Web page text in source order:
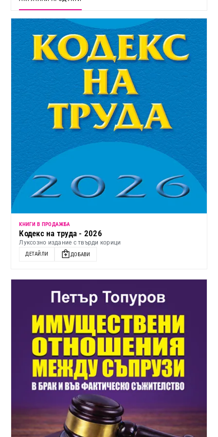
КНИГИ В ПРОДАЖБА
Кодекс на труда - 2026
Луксозно издание с твърди корици
ДЕТАЙЛИ ДОБАВИ